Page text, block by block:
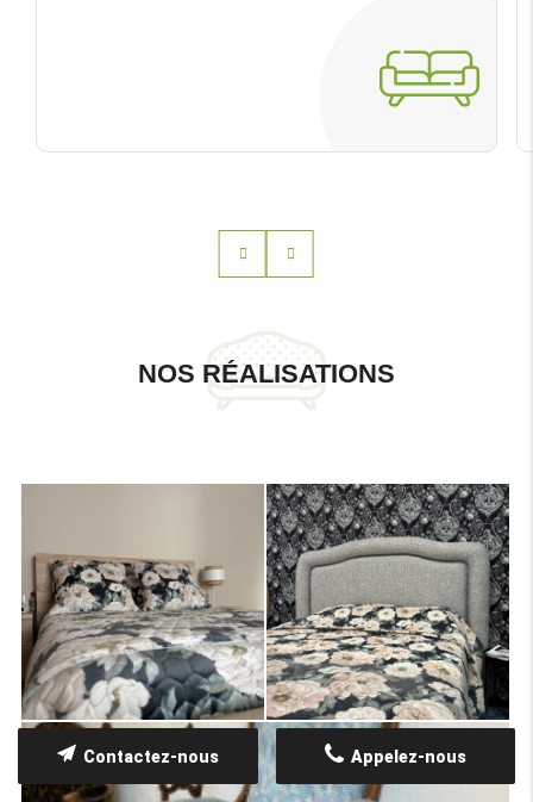
NOS RÉALISATIONS
Appelez-nous
Contactez-nous